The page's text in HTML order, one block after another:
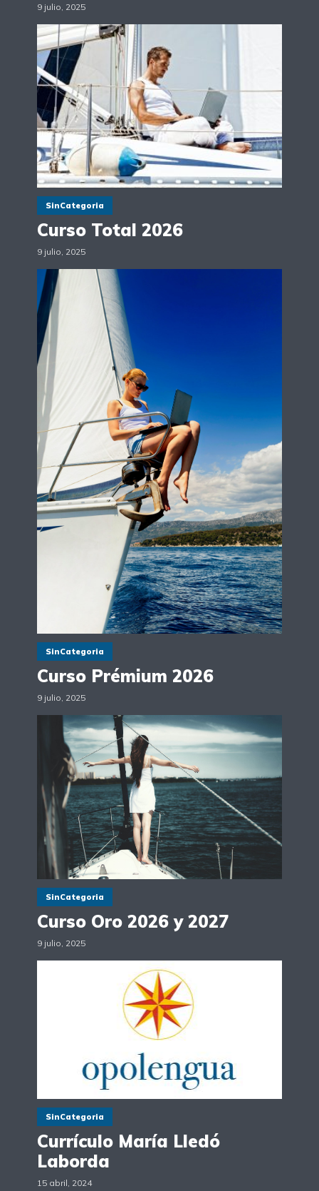
9 julio, 2025
SinCategoria
Curso Total 2026
9 julio, 2025
SinCategoria
Curso Prémium 2026
9 julio, 2025
SinCategoria
Curso Oro 2026 y 2027
9 julio, 2025
SinCategoria
Currículo María Lledó
Laborda
15 abril, 2024